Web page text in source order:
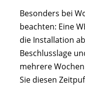
Besonders bei
beachten: Eine
die Installation
Beschlusslage
mehrere
Sie diesen